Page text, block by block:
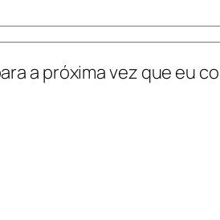
a próxima vez que eu